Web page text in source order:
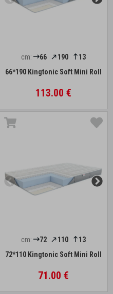
cm: 66 190
13
66*190 Kingtonic Soft Mini Roll
113.00 €
cm: 72 110
13
72*110 Kingtonic Soft Mini Roll
71.00 €